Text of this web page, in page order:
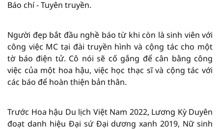
Báo chí - Tuyên truyền.
Người đẹp bắt đầu nghề báo từ khi còn là sinh viên với
công việc MC tại đài truyền hình và cộng tác cho một
tờ báo điện tử. Cô nói sẽ cố gắng để cân bằng công
việc của một hoa hậu, việc học thạc sĩ và cộng tác với
các báo để hoàn thiện bản thân.
Trước Hoa hậu Du lịch Việt Nam 2022, Lương Kỳ Duyên
đoạt danh hiệu Đại sứ Đại dương xanh 2019, Nữ sinh